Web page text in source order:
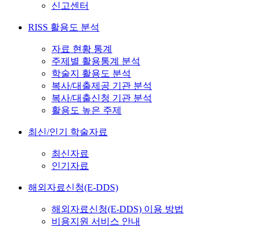
신고센터
RISS 활용도 분석
자료 현황 통계
주제별 활용통계 분석
학술지 활용도 분석
복사/대출제공 기관 분석
복사/대출신청 기관 분석
활용도 높은 주제
최신/인기 학술자료
최신자료
인기자료
해외자료신청(E-DDS)
해외자료신청(E-DDS) 이용 방법
비용지원 서비스 안내